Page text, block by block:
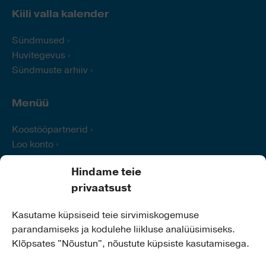
Hindame teie
privaatsust
Kasutame küpsiseid teie sirvimiskogemuse
parandamiseks ja kodulehe liikluse analüüsimiseks.
Klõpsates "Nõustun", nõustute küpsiste kasutamisega.
Kiili valla kalender
Sündmused
Huvitegevus
Sündmuste arhiiv
Menüü
Koostööpartnerid
Loo konto
Logi sisse
Kiili Vallavalitsus
Aadress:Nabala tee 2a,75401 Kiili